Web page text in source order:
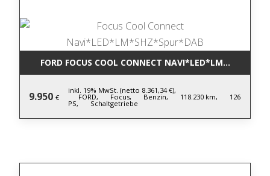
FORD FOCUS COOL CONNECT
9.950 €
inkl. 19% MwSt. (netto 8.361,34 €),
FORD, Focus, Benzin, 118.230 km, 126
PS, Schaltgetriebe